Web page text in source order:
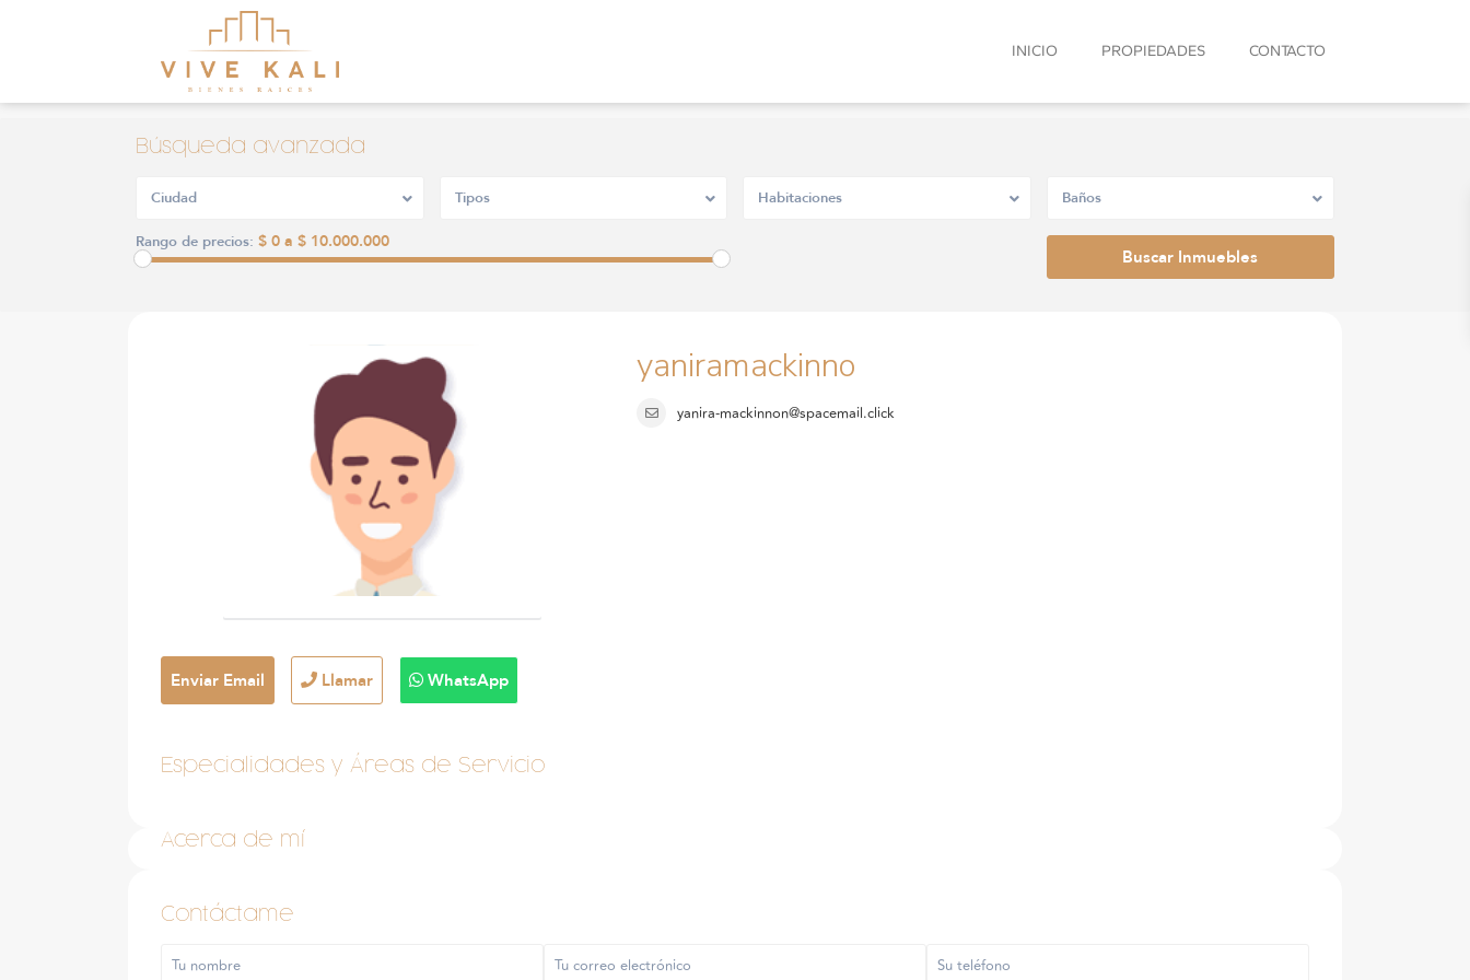
INICIO PROPIEDADES CONTACTO
Búsqueda avanzada
Ciudad Tipos Habitaciones Baños
Rango de precios: $ 0 a $ 10.000.000
yaniramackinno
yanira-mackinnon@spacemail.click
Enviar Email Llamar WhatsApp
Especialidades y Áreas de Servicio
Acerca de mí
Contáctame